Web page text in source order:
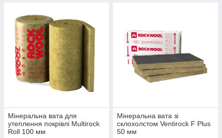
Мінеральна вата для
утеплення покрівлі Multirock
Roll 100 мм
Мінеральна вата зі
склохолстом Ventirock F Plus
50 мм